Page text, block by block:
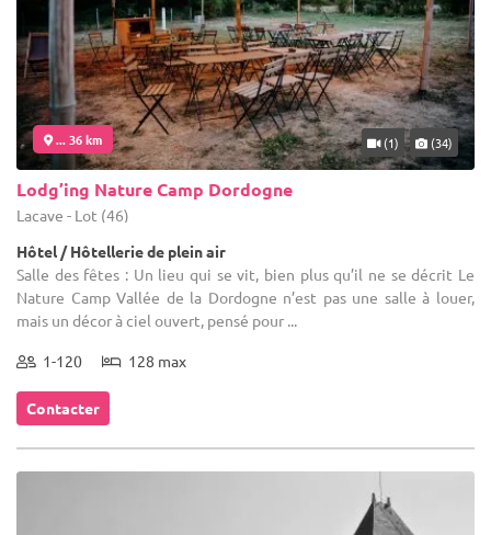
... 36 km (1) (34)
Lodg’ing Nature Camp Dordogne
Lacave - Lot (46)
Hôtel / Hôtellerie de plein air
Salle des fêtes : Un lieu qui se vit, bien plus qu’il ne se décrit Le
Nature Camp Vallée de la Dordogne n’est pas une salle à louer,
mais un décor à ciel ouvert, pensé pour ...
1-120 128 max
Contacter